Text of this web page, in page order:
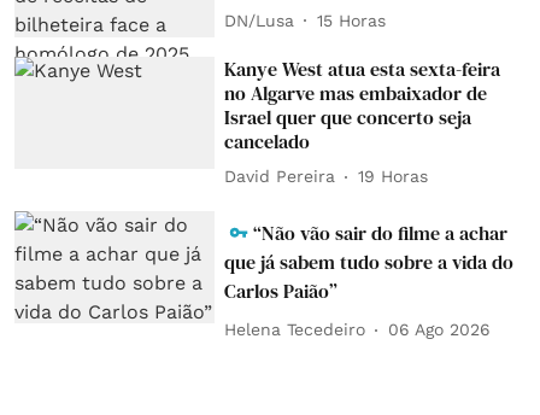
DN/Lusa 15 Horas
Kanye West atua esta sexta-feira
no Algarve mas embaixador de
Israel quer que concerto seja
cancelado
David Pereira 19 Horas
“Não vão sair do filme a achar
que já sabem tudo sobre a vida do
Carlos Paião”
Helena Tecedeiro 06 Ago 2026